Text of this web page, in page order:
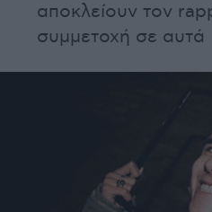
αποκλείουν τον
συμμετοχή σε αυτά